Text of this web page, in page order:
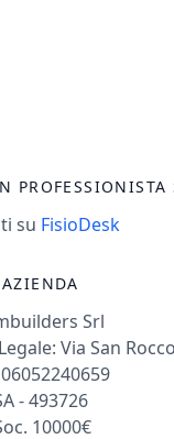
PROFESSIONISTA
su FisioDesk
Srl
Via San
06052240659
- 493726
10000€